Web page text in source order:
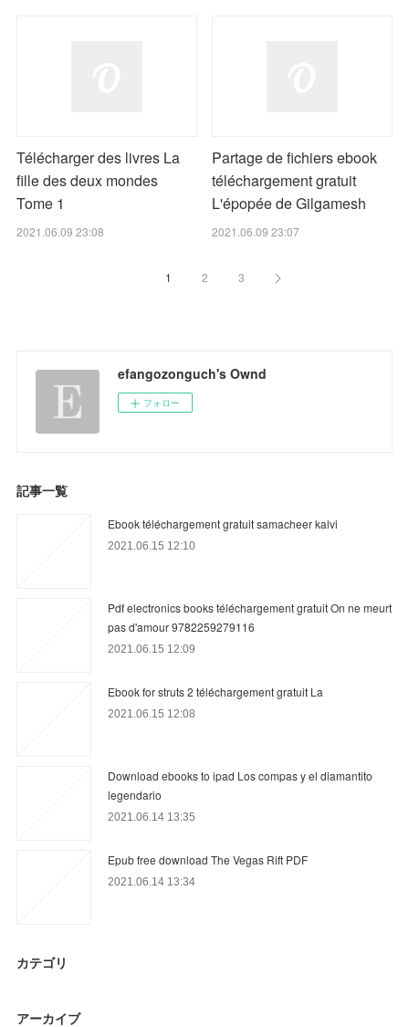
Télécharger des livres La
fille des deux mondes
Tome 1
2021.06.09 23:08
Partage de fichiers ebook
téléchargement gratuit
L'épopée de Gilgamesh
2021.06.09 23:07
1 2 3
efangozonguch's Ownd
フォロー
記事一覧
Ebook téléchargement gratuit samacheer kalvi
2021.06.15 12:10
Pdf electronics books téléchargement gratuit On ne meurt
pas d'amour 9782259279116
2021.06.15 12:09
Ebook for struts 2 téléchargement gratuit La
2021.06.15 12:08
Download ebooks to ipad Los compas y el diamantito
legendario
2021.06.14 13:35
Epub free download The Vegas Rift PDF
2021.06.14 13:34
カテゴリ
アーカイブ